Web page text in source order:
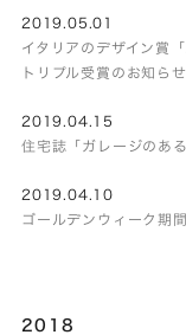
2019.05.01
イタリアのデザイン
トリプル受賞のお知らせ
2019.04.15
住宅誌「ガレージのあ
2019.04.10
ゴールデンウィーク期
2018